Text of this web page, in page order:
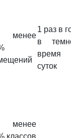
менее
1 раз в
в
время
суток
менее
классов